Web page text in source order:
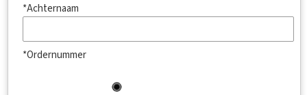
*Achternaam
*Ordernummer